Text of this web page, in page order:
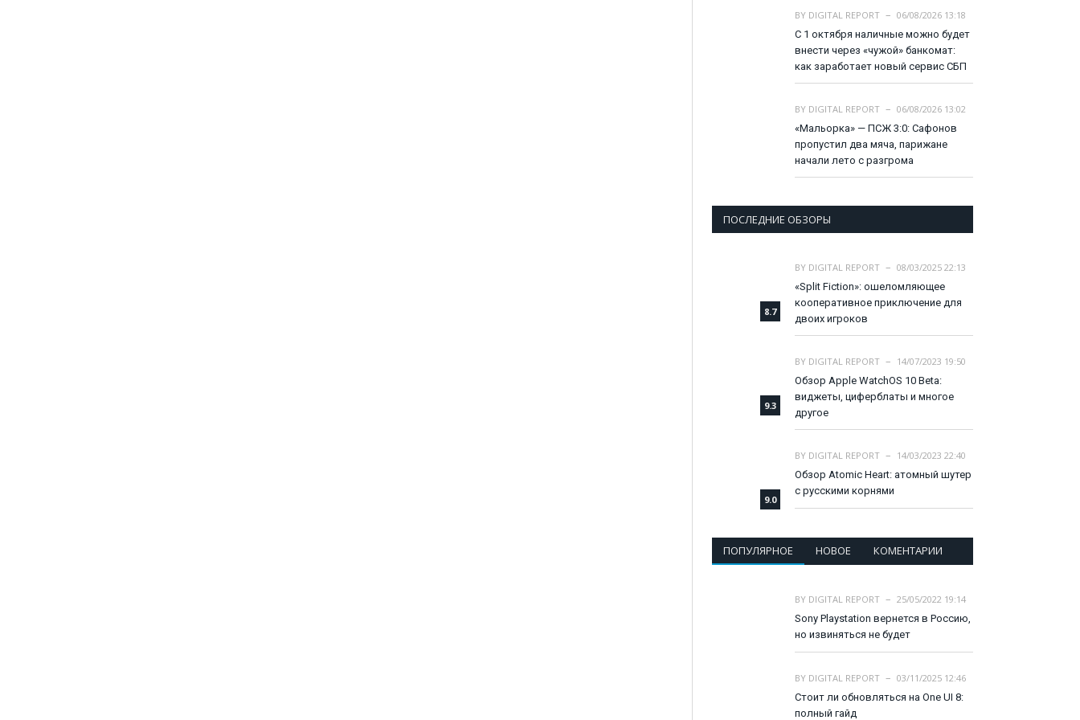
BY DIGITAL REPORT
06/08/2026 13:18
С 1 октября наличные можно будет
внести через «чужой» банкомат:
как заработает новый сервис СБП
BY DIGITAL REPORT
06/08/2026 13:02
«Мальорка» — ПСЖ 3:0: Сафонов
пропустил два мяча, парижане
начали лето с разгрома
ПОСЛЕДНИЕ ОБЗОРЫ
8.7
BY DIGITAL REPORT
08/03/2025 22:13
«Split Fiction»: ошеломляющее
кооперативное приключение для
двоих игроков
9.3
BY DIGITAL REPORT
14/07/2023 19:50
Обзор Apple WatchOS 10 Beta:
виджеты, циферблаты и многое
другое
9.0
BY DIGITAL REPORT
14/03/2023 22:40
Обзор Atomic Heart: атомный шутер
с русскими корнями
ПОПУЛЯРНОЕ НОВОЕ КОМЕНТАРИИ
BY DIGITAL REPORT
25/05/2022 19:14
Sony Playstation вернется в Россию,
но извиняться не будет
BY DIGITAL REPORT
03/11/2025 12:46
Стоит ли обновляться на One UI 8:
полный гайд